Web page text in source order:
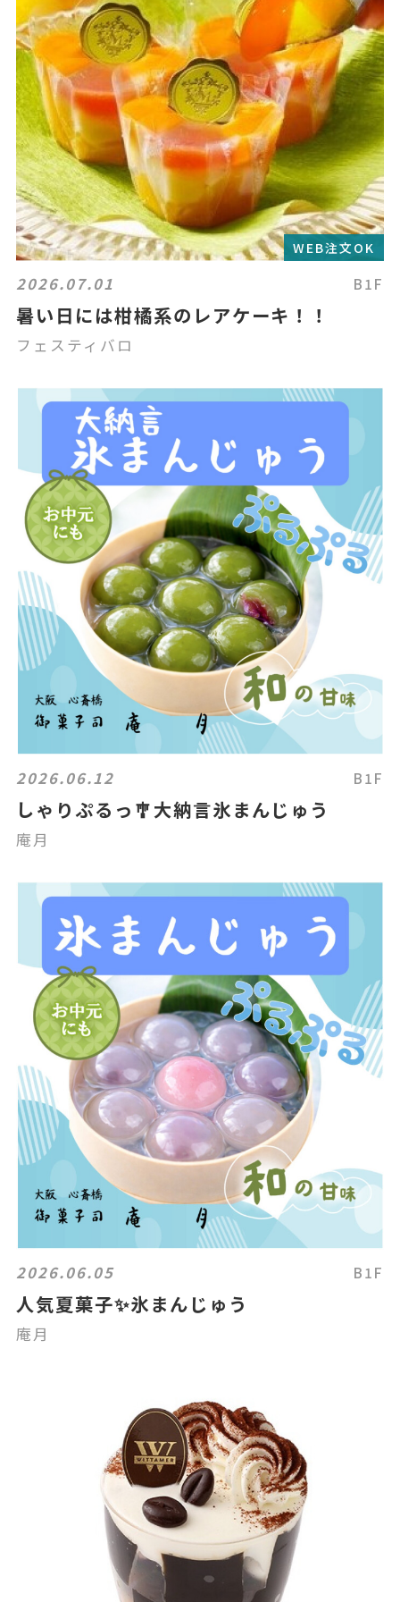
WEB注文OK
2026.07.01 B1F
暑い日には柑橘系のレアケーキ！！
フェスティバロ
2026.06.12 B1F
しゃりぷるっ🎐大納言氷まんじゅう
庵月
2026.06.05 B1F
人気夏菓子✨氷まんじゅう
庵月